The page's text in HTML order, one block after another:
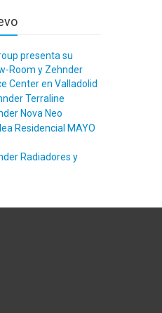
presenta su
Room y Zehnder
Center en Valladolid
Terraline
Nova Neo
Residencial MAYO
Radiadores y